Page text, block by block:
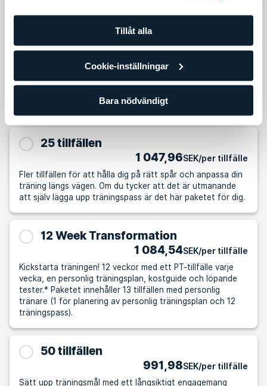
Tillåt alla
Cookie-inställningar
Bara nödvändigt
1 099,90SEK/per tillfälle
Förbättra dina framsteg med din egen personliga tränare
och träningsplan. Om du redan tränar regelmässigt på egen
25 tillfällen
1 047,96SEK/per tillfälle
Fler tillfällen för att hålla dig på rätt spår och anpassa din
träning längs vägen. Om du tycker att det är utmanande
att själv lägga upp träningspass är det här paketet för dig.
12 Week Transformation
1 084,54SEK/per tillfälle
Kickstarta träningen! 12 veckor med ett PT-tillfälle varje
vecka, en personlig träningsplan, kostguide och löpande
tester.* Paketet innehåller 13 tillfällen med personlig
tränare (1 för planering av personlig träningsplan och 12
träningspass).
50 tillfällen
991,98SEK/per tillfälle
Sätt upp träningsmål med ett långsiktigt engagemang